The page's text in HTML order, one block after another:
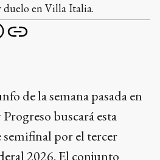
en Villa Italia.
de la semana pasada en
buscará esta
semifinal por el tercer
2026. El conjunto